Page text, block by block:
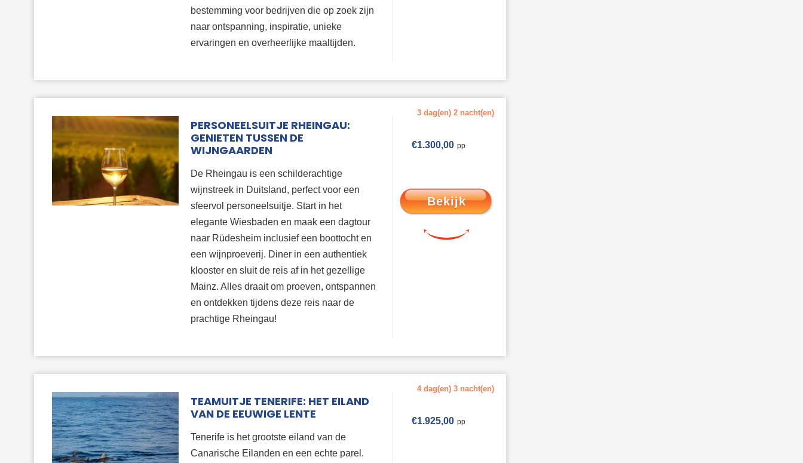
bestemming voor bedrijven die op zoek zijn
naar ontspanning, inspiratie, unieke
ervaringen en overheerlijke maaltijden.
PERSONEELSUITJE RHEINGAU:
GENIETEN TUSSEN DE
WIJNGAARDEN
De Rheingau is een schilderachtige
wijnstreek in Duitsland, perfect voor een
sfeervol personeelsuitje. Start in het
elegante Wiesbaden en maak een dagtour
naar Rüdesheim inclusief een boottocht en
een wijnproeverij. Diner in een authentiek
klooster en sluit de reis af in het gezellige
Mainz. Alles draait om proeven, ontspannen
en ontdekken tijdens deze reis naar de
prachtige Rheingau!
3 dag(en) 2 nacht(en)
€1.300,00
Bekijk
TEAMUITJE TENERIFE: HET EILAND
VAN DE EEUWIGE LENTE
Tenerife is het grootste eiland van de
Canarische Eilanden en een echte parel.
4 dag(en) 3 nacht(en)
€1.925,00